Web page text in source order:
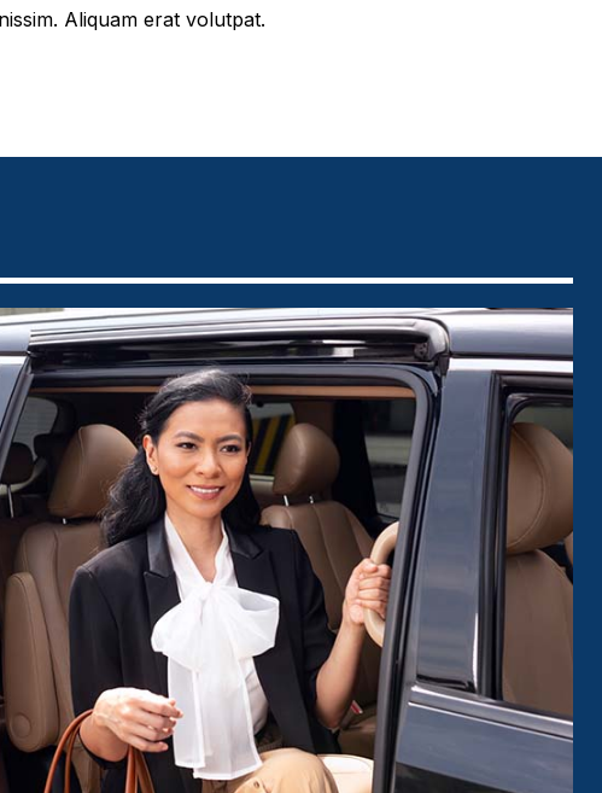
Aliquam erat volutpat.